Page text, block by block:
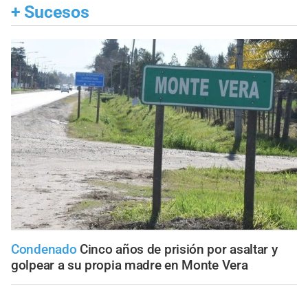
+ Sucesos
Condenado Cinco años de prisión por asaltar y
golpear a su propia madre en Monte Vera